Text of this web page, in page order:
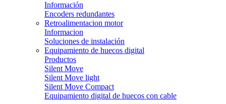
Información
Encoders redundantes
Retroalimentacion motor
Informacion
Soluciones de instalación
Equipamiento de huecos digital
Productos
Silent Move
Silent Move light
Silent Move Compact
Equipamiento digital de huecos con cable